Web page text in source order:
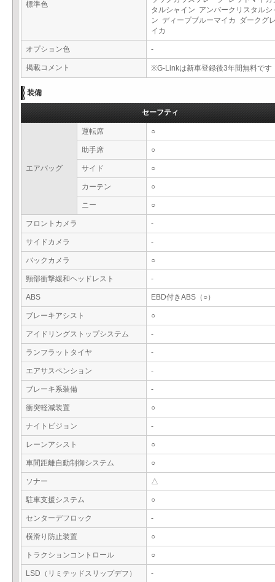
標準色
タルシャイン アンバークリスタルシ
ン ディープブルーマイカ ダークグ
イカ
オプション色 -
掲載コメント ※G-Linkは新車登録後3年間無料です
装備
セーフティ
エアバッグ
運転席 ○
助手席 ○
サイド ○
カーテン ○
ニー ○
フロントカメラ -
サイドカメラ -
バックカメラ ○
頸部衝撃緩和ヘッドレスト -
ABS EBD付きABS（○）
ブレーキアシスト ○
アイドリングストップシステム -
ランフラットタイヤ -
エアサスペンション -
ブレーキ系装備 -
衝突軽減装置 ○
ナイトビジョン -
レーンアシスト ○
車間距離自動制御システム ○
ソナー △
駐車支援システム ○
センターデフロック -
横滑り防止装置 ○
トラクションコントロール ○
LSD（リミテッドスリップデフ） -